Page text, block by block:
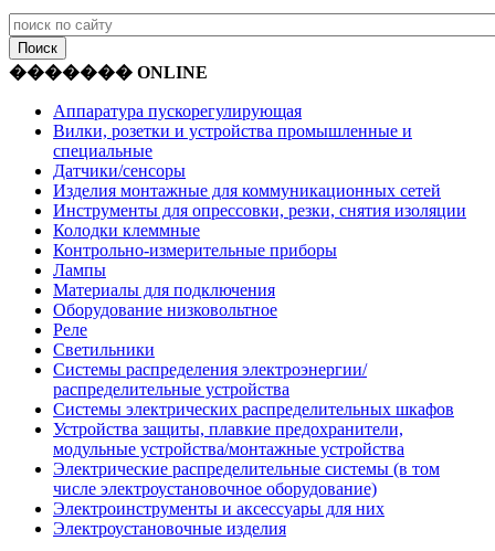
������� ONLINE
Аппаратура пускорегулирующая
Вилки, розетки и устройства промышленные и
специальные
Датчики/сенсоры
Изделия монтажные для коммуникационных сетей
Инструменты для опрессовки, резки, снятия изоляции
Колодки клеммные
Контрольно-измерительные приборы
Лампы
Материалы для подключения
Оборудование низковольтное
Реле
Светильники
Системы распределения электроэнергии/
распределительные устройства
Системы электрических распределительных шкафов
Устройства защиты, плавкие предохранители,
модульные устройства/монтажные устройства
Электрические распределительные системы (в том
числе электроустановочное оборудование)
Электроинструменты и аксессуары для них
Электроустановочные изделия